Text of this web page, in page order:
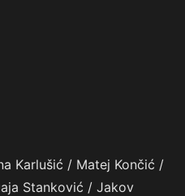
Karlušić / Matej Končić /
Stanković / Jakov